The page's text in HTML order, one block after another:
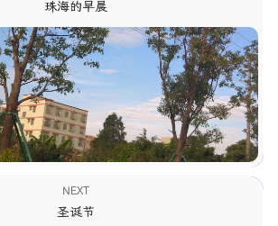
珠海的早晨
NEXT
圣诞节